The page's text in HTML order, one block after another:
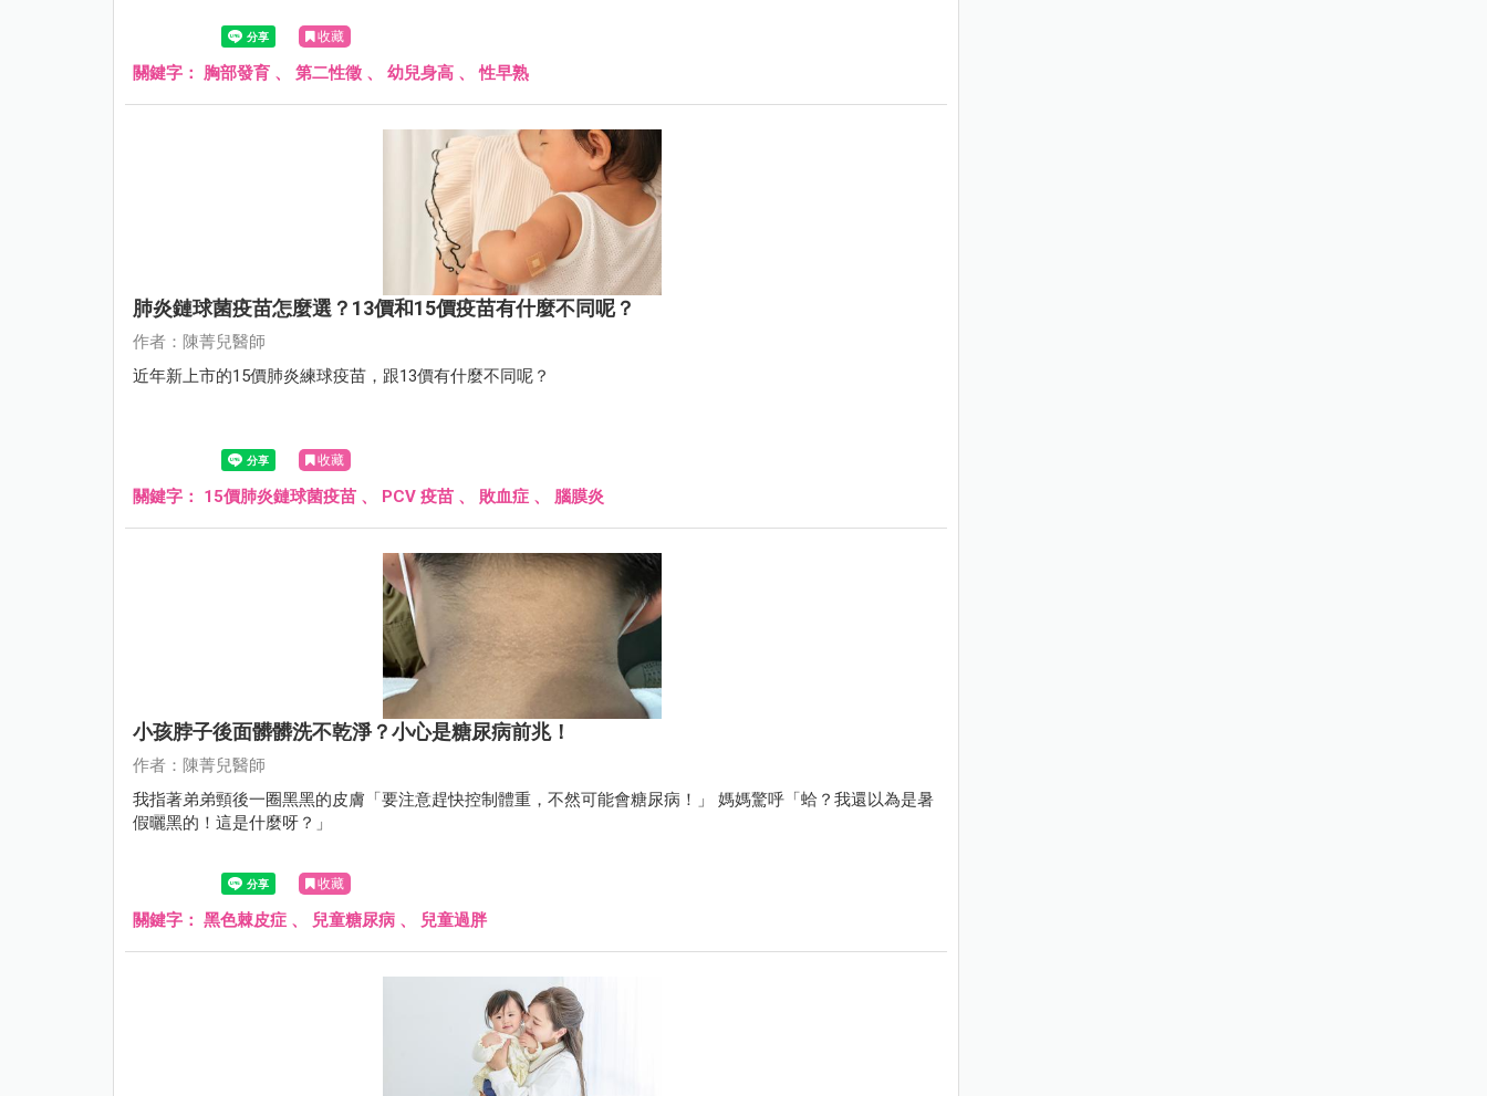
收藏
關鍵字： 胸部發育 、 第二性徵 、 幼兒身高 、性早熟
肺炎鏈球菌疫苗怎麼選？13價和15價疫苗有什麼不同呢？
作者：陳菁兒醫師
近年新上市的15價肺炎練球疫苗，跟13價有什麼不同呢？
收藏
關鍵字： 15價肺炎鏈球菌疫苗 、 PCV 疫苗 、 敗血症 、 腦膜炎
小孩脖子後面髒髒洗不乾淨？小心是糖尿病前兆！
作者：陳菁兒醫師
我指著弟弟頸後一圈黑黑的皮膚「要注意趕快控制體重，不然可能會糖尿病！」 媽媽驚呼「蛤？我還以為是暑
假曬黑的！這是什麼呀？」
收藏
關鍵字： 黑色棘皮症 、 兒童糖尿病 、 兒童過胖